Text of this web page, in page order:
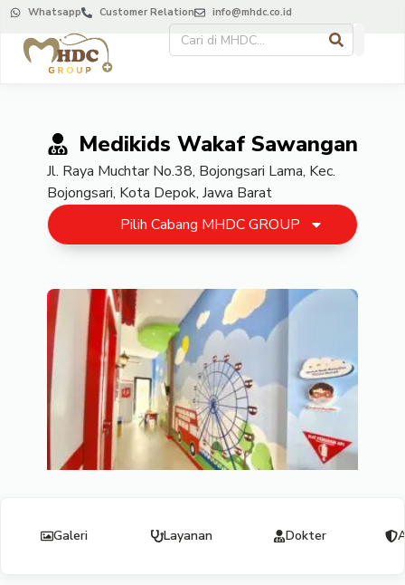
Whatsapp Customer Relation info@mhdc.co.id
Medikids Wakaf Sawangan
Jl. Raya Muchtar No.38, Bojongsari Lama, Kec.
Bojongsari, Kota Depok, Jawa Barat
Pilih Cabang MHDC GROUP
Galeri Layanan Dokter